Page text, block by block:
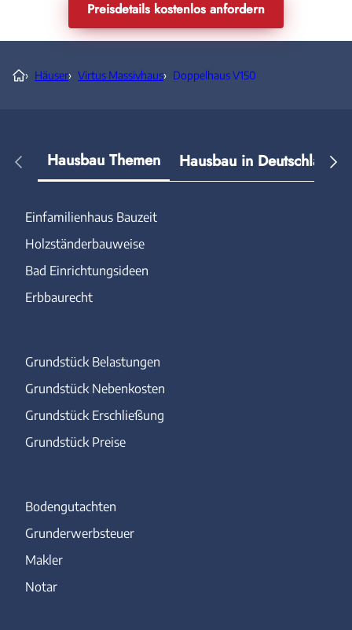
Preisdetails kostenlos anfordern
› Häuser› Virtus Massivhaus› Doppelhaus V150
Hausbau Themen Hausbau in Deutschland
Einfamilienhaus Bauzeit
Holzständerbauweise
Bad Einrichtungsideen
Erbbaurecht
Grundstück Belastungen
Grundstück Nebenkosten
Grundstück Erschließung
Grundstück Preise
Bodengutachten
Grunderwerbsteuer
Makler
Notar